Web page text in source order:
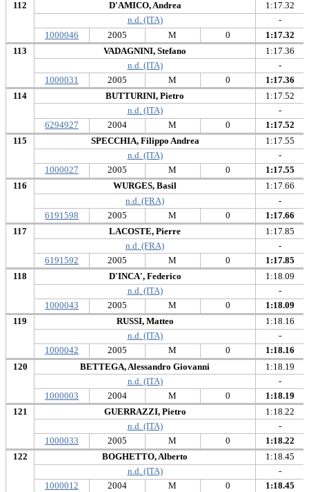
112
1000046
D'AMICO, Andrea
2005 M
n.d. (ITA)
1:17.32
-
1:17.32
0
113
1000031
VADAGNINI, Stefano
2005 M
n.d. (ITA)
1:17.36
-
1:17.36
0
114
6294927
BUTTURINI, Pietro
2004 M
n.d. (ITA)
1:17.52
-
1:17.52
0
115
1000027
SPECCHIA, Filippo Andrea
2005 M
n.d. (ITA)
1:17.55
-
1:17.55
0
116
6191598
WURGES, Basil
2005 M
n.d. (FRA)
1:17.66
-
1:17.66
0
117
6191592
LACOSTE, Pierre
2005 M
n.d. (FRA)
1:17.85
-
1:17.85
0
118
1000043
D'INCA', Federico
2005 M
n.d. (ITA)
1:18.09
-
1:18.09
0
119
1000042
RUSSI, Matteo
2005 M
n.d. (ITA)
1:18.16
-
1:18.16
0
120
1000003
BETTEGA, Alessandro Giovanni
2004 M
n.d. (ITA)
1:18.19
-
1:18.19
0
121
1000033
GUERRAZZI, Pietro
2005 M
n.d. (ITA)
1:18.22
-
1:18.22
0
122
1000012
BOGHETTO, Alberto
2004 M
n.d. (ITA)
1:18.45
-
1:18.45
0